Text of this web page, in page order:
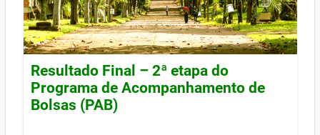
Resultado Final – 2ª etapa do
Programa de Acompanhamento de
Bolsas (PAB)